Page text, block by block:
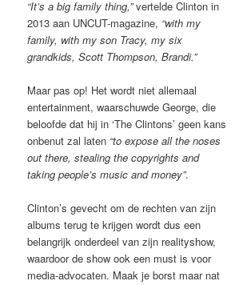
“It’s a big family thing,”vertelde Clinton in
2013 aan UNCUT-magazine, “with my
family, with my son Tracy, my six
grandkids, Scott Thompson, Brandi.”
Maar pas op! Het wordt niet allemaal
entertainment, waarschuwde George, die
beloofde dat hij in ‘The Clintons’ geen kans
onbenut zal laten “to expose all the noses
out there, stealing the copyrights and
taking people’s music and money”.
Clinton’s gevecht om de rechten van zijn
albums terug te krijgen wordt dus een
belangrijk onderdeel van zijn realityshow,
waardoor de show ook een must is voor
media-advocaten. Maak je borst maar nat